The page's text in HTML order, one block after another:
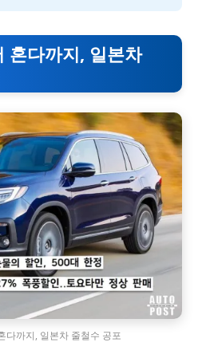
혼다까지, 일본차
다까지, 일본차 줄철수 공포